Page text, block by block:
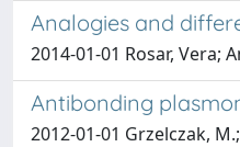
Analogies and
2014-01-01 Rosar, Vera;
Antibonding
2012-01-01 Grzelczak,